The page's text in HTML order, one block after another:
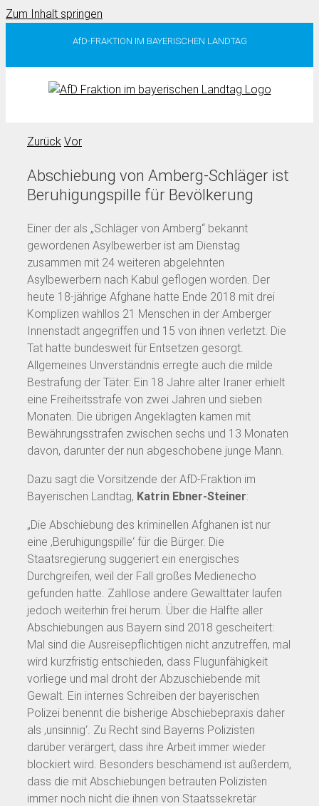
Zum Inhalt springen
AfD-FRAKTION IM BAYERISCHEN LANDTAG
Zurück Vor
Abschiebung von Amberg-Schläger ist
Beruhigungspille für Bevölkerung
Einer der als „Schläger von Amberg“ bekannt
gewordenen Asylbewerber ist am Dienstag
zusammen mit 24 weiteren abgelehnten
Asylbewerbern nach Kabul geflogen worden. Der
heute 18-jährige Afghane hatte Ende 2018 mit drei
Komplizen wahllos 21 Menschen in der Amberger
Innenstadt angegriffen und 15 von ihnen verletzt. Die
Tat hatte bundesweit für Entsetzen gesorgt.
Allgemeines Unverständnis erregte auch die milde
Bestrafung der Täter: Ein 18 Jahre alter Iraner erhielt
eine Freiheitsstrafe von zwei Jahren und sieben
Monaten. Die übrigen Angeklagten kamen mit
Bewährungsstrafen zwischen sechs und 13 Monaten
davon, darunter der nun abgeschobene junge Mann.
Dazu sagt die Vorsitzende der AfD-Fraktion im
Bayerischen Landtag, Katrin Ebner-Steiner:
„Die Abschiebung des kriminellen Afghanen ist nur
eine ‚Beruhigungspille‘ für die Bürger. Die
Staatsregierung suggeriert ein energisches
Durchgreifen, weil der Fall großes Medienecho
gefunden hatte. Zahllose andere Gewalttäter laufen
jedoch weiterhin frei herum. Über die Hälfte aller
Abschiebungen aus Bayern sind 2018 gescheitert:
Mal sind die Ausreisepflichtigen nicht anzutreffen, mal
wird kurzfristig entschieden, dass Flugunfähigkeit
vorliege und mal droht der Abzuschiebende mit
Gewalt. Ein internes Schreiben der bayerischen
Polizei benennt die bisherige Abschiebepraxis daher
als ‚unsinnig‘. Zu Recht sind Bayerns Polizisten
darüber verärgert, dass ihre Arbeit immer wieder
blockiert wird. Besonders beschämend ist außerdem,
dass die mit Abschiebungen betrauten Polizisten
immer noch nicht die ihnen von Staatssekretär